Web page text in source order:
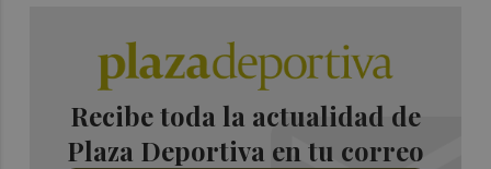
Recibe toda la actualidad de
Plaza Deportiva en tu correo